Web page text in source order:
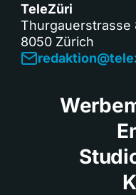
TeleZüri
Thurgauerstrasse
8050 Zürich